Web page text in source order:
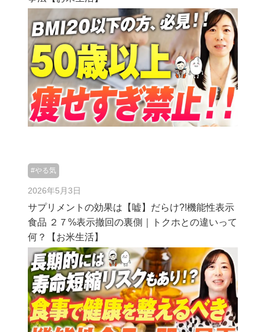
#やる気
2026年5月3日
サプリメントの効果は【嘘】だらけ?!機能性表示
食品 ２７%表示撤回の裏側｜トクホとの違いって
何？【お米生活】